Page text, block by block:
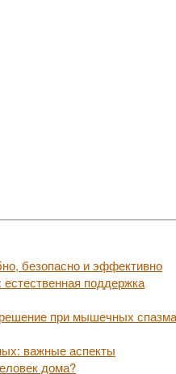
безопасно и эффективно
поддержка
при мышечных
важные аспекты
дома?